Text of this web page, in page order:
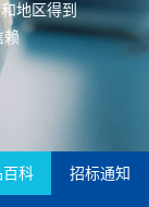
地区得到
赖
百科 招标通知